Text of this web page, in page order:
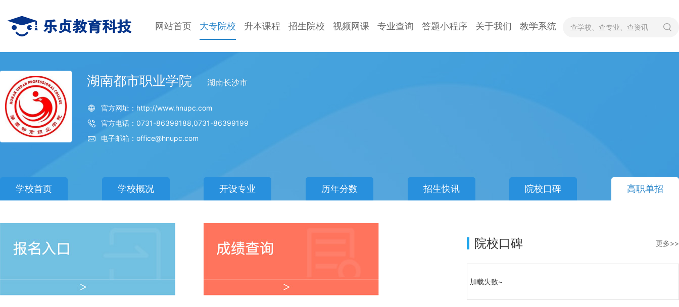
网站首页 大专院校 升本课程 招生院校 视频网课 专业查询 答题小程序 关于我们 教学系统
湖南都市职业学院 湖南长沙市
官方网址：http://www.hnupc.com
官方电话：0731-86399188,0731-86399199
电子邮箱：office@hnupc.com
学校首页 学校概况 开设专业 历年分数 招生快讯 院校口碑 高职单招
院校口碑 更多>>
加载失败~